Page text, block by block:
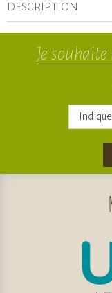
DESCRIPTION
Je